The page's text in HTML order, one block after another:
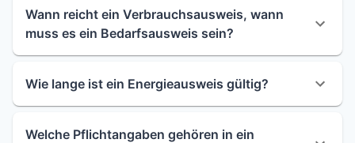
Wann reicht ein Verbrauchsausweis, wann
muss es ein Bedarfsausweis sein?
Wie lange ist ein Energieausweis gültig?
Welche Pflichtangaben gehören in ein